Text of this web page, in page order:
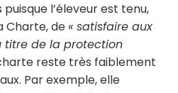
l’éleveur est tenu,
Charte, de « satisfaire aux
titre de la protection
reste très faiblement
Par exemple, elle